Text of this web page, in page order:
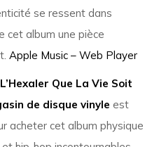
se ressent dans
cet album une pièce
Apple Music – Web Player
Que La Vie Soit
de disque vinyle est
acheter cet album physique